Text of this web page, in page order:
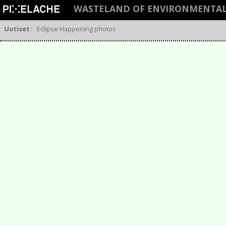
WASTELAND OF
Uutiset : Eclipse Happening photos